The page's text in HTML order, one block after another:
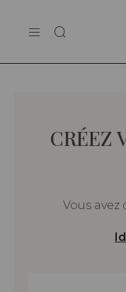
LA
CRÉEZ
Vous